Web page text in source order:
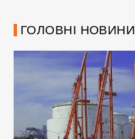
ГОЛОВНІ НОВИНИ